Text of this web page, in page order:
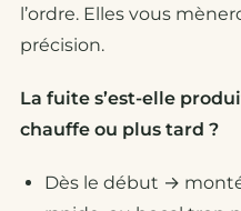
l’ordre. Elles vous
précision.
La fuite s’est-elle
chauffe ou plus tard ?
Dès le début →